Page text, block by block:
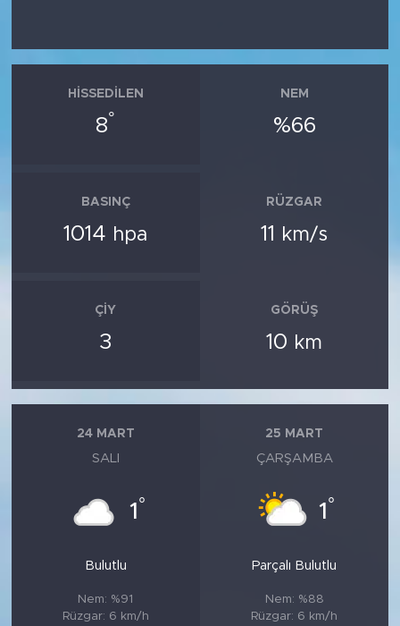
HISSEDILEN
8°
NEM
%66
BASINÇ
1014 hpa
RÜZGAR
11 km/s
ÇIY
3
GÖRÜŞ
10 km
24 MART
SALI
1 °
Bulutlu
Nem: %91
Rüzgar: 6 km/h
25 MART
ÇARŞAMBA
1 °
Parçalı Bulutlu
Nem: %88
Rüzgar: 6 km/h